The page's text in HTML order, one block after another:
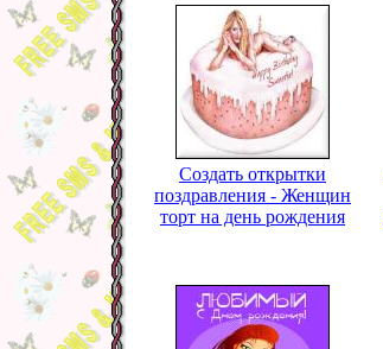
Создать открытки
поздравления - Женщин
торт на день рождения